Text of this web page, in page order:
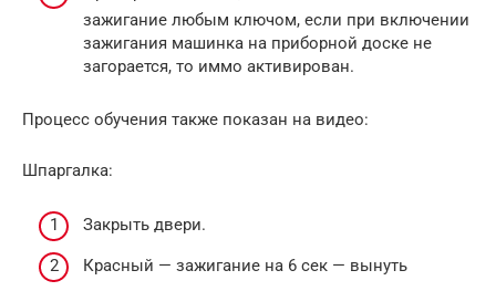
зажигание любым ключом, если при включении
зажигания машинка на приборной доске не
загорается, то иммо активирован.
Процесс обучения также показан на видео:
Шпаргалка:
Закрыть двери.
Красный — зажигание на 6 сек — вынуть